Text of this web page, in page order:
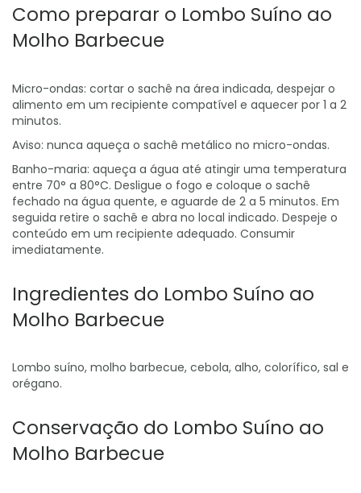
Como preparar o Lombo Suíno ao
Molho Barbecue
Micro-ondas: cortar o sachê na área indicada, despejar o
alimento em um recipiente compatível e aquecer por 1 a 2
minutos.
Aviso: nunca aqueça o sachê metálico no micro-ondas.
Banho-maria: aqueça a água até atingir uma temperatura
entre 70° a 80°C. Desligue o fogo e coloque o sachê
fechado na água quente, e aguarde de 2 a 5 minutos. Em
seguida retire o sachê e abra no local indicado. Despeje o
conteúdo em um recipiente adequado. Consumir
imediatamente.
Ingredientes do Lombo Suíno ao
Molho Barbecue
Lombo suíno, molho barbecue, cebola, alho, colorífico, sal e
orégano.
Conservação do Lombo Suíno ao
Molho Barbecue